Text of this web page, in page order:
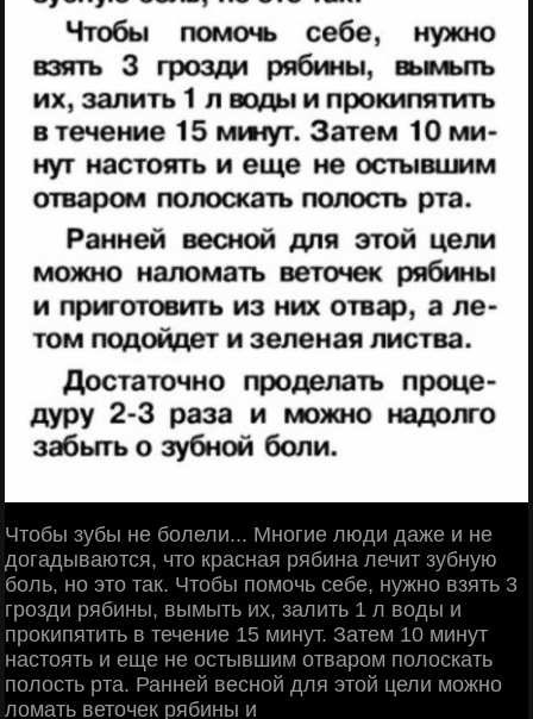
Чтобы зубы не болели... Многие люди даже и не
догадываются, что красная рябина лечит зубную
боль, но это так. Чтобы помочь себе, нужно взять 3
грозди рябины, вымыть их, залить 1 л воды и
прокипятить в течение 15 минут. Затем 10 минут
настоять и еще не остывшим отваром полоскать
полость рта. Ранней весной для этой цели можно
ломать веточек рябины и